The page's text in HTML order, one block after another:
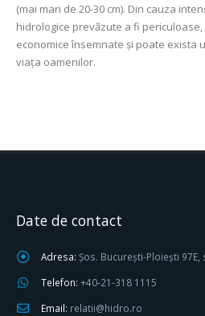
(mai mari de 20-30 cm). Din cauza
hidrologice prevăzute a fi
economice însemnate şi poate exista
viața oamenilor.
Date de contact
Adresa: Șos. București-Ploiești
Telefon: +40-21-318 1115
Email: relatii@hidro.ro